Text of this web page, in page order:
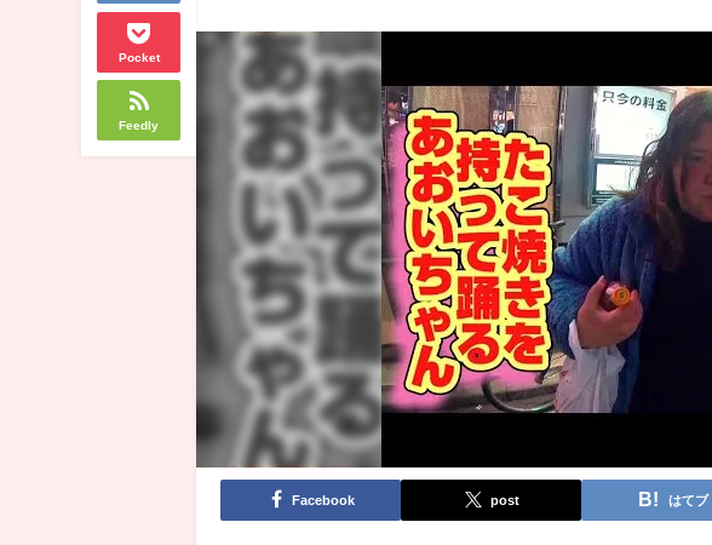
Pocket
Feedly
Facebook post はてブ